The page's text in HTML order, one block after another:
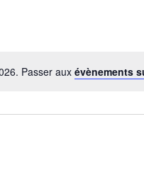
Passer aux évènements